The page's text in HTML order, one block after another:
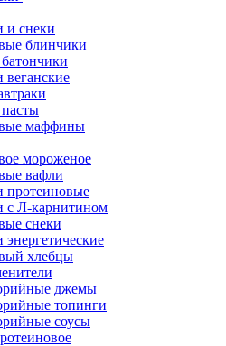
и снеки
блинчики
веганские
маффины
мороженое
вафли
протеиновые
с Л-карнитином
снеки
энергетические
хлебцы
джемы
топинги
соусы